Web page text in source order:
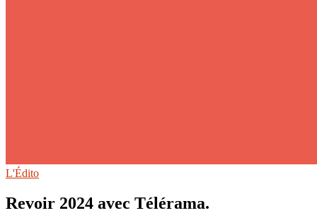
L'Édito
Revoir 2024 avec Télérama.